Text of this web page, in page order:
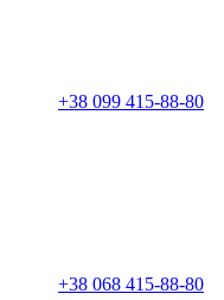
+38 099 415-88-80
+38 068 415-88-80